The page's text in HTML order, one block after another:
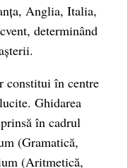
Anglia, Italia,
determinând
constitui în centre
Ghidarea
în cadrul
(Gramatică,
(Aritmetică,